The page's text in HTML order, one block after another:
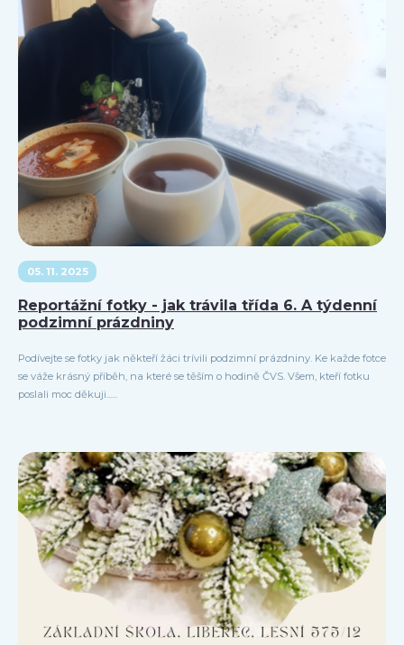
05. 11. 2025
Reportážní fotky - jak trávila třída 6. A týdenní
podzimní prázdniny
Podívejte se fotky jak někteří žáci trívili podzimní prázdniny. Ke každe fotce
se váže krásný příběh, na které se těším o hodině ČVS. Všem, kteří fotku
poslali moc děkuji......